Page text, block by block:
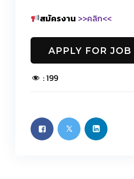
สมัครงาน >>คลิก<<
:199